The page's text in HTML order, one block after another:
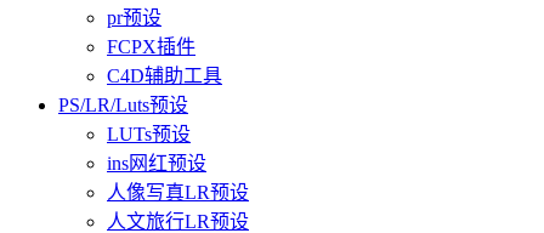
pr预设
FCPX插件
C4D辅助工具
PS/LR/Luts预设
LUTs预设
ins网红预设
人像写真LR预设
人文旅行LR预设